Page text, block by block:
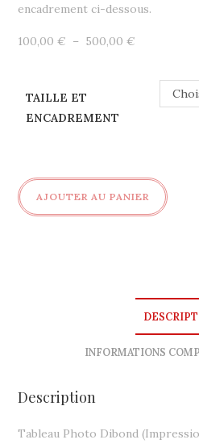
encadrement ci-dessous.
100,00€ – 500,00€
500,00 €
TAILLE ET
ENCADREMENT
quantité
de
AJOUTER AU PANIER
INFORMATIONS
Description
Tableau Photo Dibond